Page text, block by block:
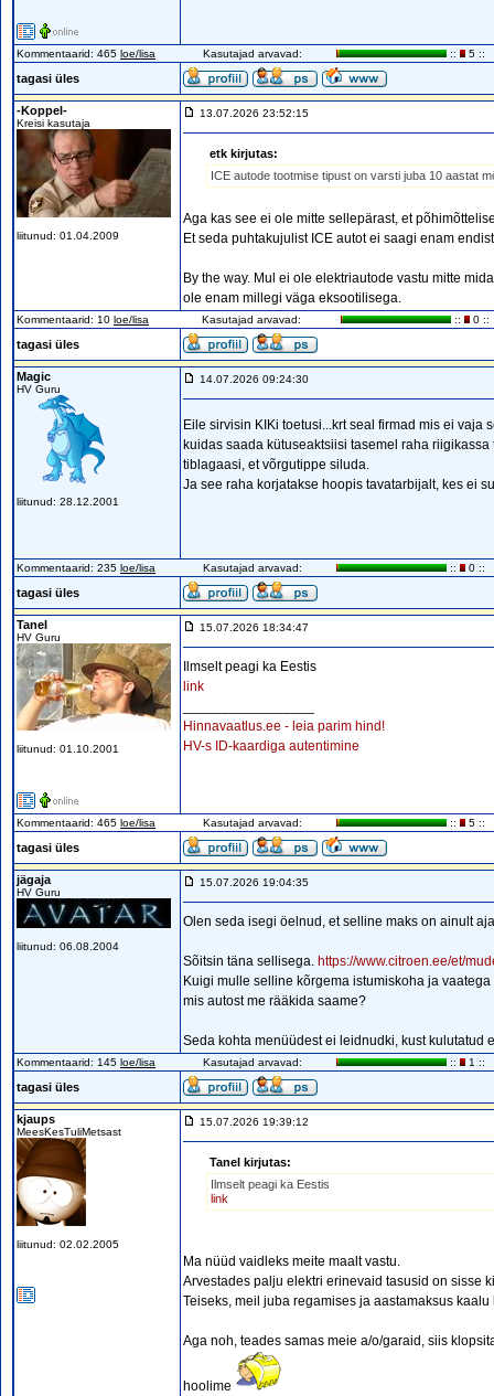
Kommentaarid: 465 loe/lisa Kasutajad arvavad: :: 5 ::
tagasi üles
-Koppel-
Kreisi kasutaja
liitunud: 01.04.2009
13.07.2026 23:52:15
etk kirjutas:
ICE autode tootmise tipust on varsti juba 10 aastat
Aga kas see ei ole mitte sellepärast, et
Et seda puhtakujulist ICE autot ei saagi enam
By the way. Mul ei ole elektriautode vastu mitte
ole enam millegi väga eksootilisega.
Kommentaarid: 10 loe/lisa Kasutajad arvavad: :: 0 ::
tagasi üles
Magic
HV Guru
liitunud: 28.12.2001
14.07.2026 09:24:30
Eile sirvisin KIKi toetusi...krt seal firmad mis ei
kuidas saada kütuseaktsiisi tasemel raha
tiblagaasi, et võrgutippe siluda.
Ja see raha korjatakse hoopis tavatarbijalt, kes ei
Kommentaarid: 235 loe/lisa Kasutajad arvavad: :: 0 ::
tagasi üles
Tanel
HV Guru
liitunud: 01.10.2001
15.07.2026 18:34:47
Ilmselt peagi ka Eestis
link
Hinnavaatlus.ee - leia parim hind!
HV-s ID-kaardiga autentimine
Kommentaarid: 465 loe/lisa Kasutajad arvavad: :: 5 ::
tagasi üles
jägaja
HV Guru
liitunud: 06.08.2004
15.07.2026 19:04:35
Olen seda isegi öelnud, et selline maks on ainult
Sõitsin täna sellisega. https://www.citroen.ee/et/
Kuigi mulle selline kõrgema istumiskoha ja
mis autost me rääkida saame?
Seda kohta menüüdest ei leidnudki, kust kulutatud
Kommentaarid: 145 loe/lisa Kasutajad arvavad: :: 1 ::
tagasi üles
kjaups
MeesKesTuliMetsast
liitunud: 02.02.2005
15.07.2026 19:39:12
Tanel kirjutas:
Ilmselt peagi ka Eestis
link
Ma nüüd vaidleks meite maalt vastu.
Arvestades palju elektri erinevaid tasusid on sisse
Teiseks, meil juba regamises ja aastamaksus
Aga noh, teades samas meie a/o/garaid, siis
hoolime